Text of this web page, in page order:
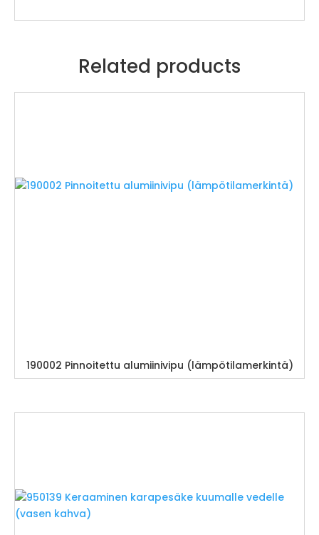
Related products
190002 Pinnoitettu alumiinivipu (lämpötilamerkintä)